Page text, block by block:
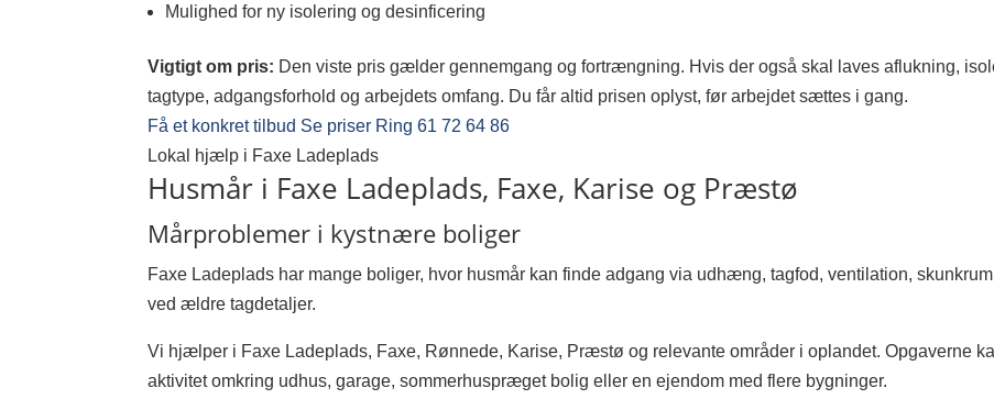
Mulighed for ny isolering og desinficering
Vigtigt om pris: Den viste pris gælder gennemgang og fortrængning. Hvis der også skal laves aflukning,
tagtype, adgangsforhold og arbejdets omfang. Du får altid prisen oplyst, før arbejdet sættes i gang.
Få et konkret tilbud Se priser Ring 61 72 64 86
Lokal hjælp i Faxe Ladeplads
Husmår i Faxe Ladeplads, Faxe, Karise og Præstø
Mårproblemer i kystnære boliger
Faxe Ladeplads har mange boliger, hvor husmår kan finde adgang via udhæng, tagfod, ventilation,
ved ældre tagdetaljer.
Vi hjælper i Faxe Ladeplads, Faxe, Rønnede, Karise, Præstø og relevante områder i oplandet. Opgaverne
aktivitet omkring udhus, garage, sommerhuspræget bolig eller en ejendom med flere bygninger.